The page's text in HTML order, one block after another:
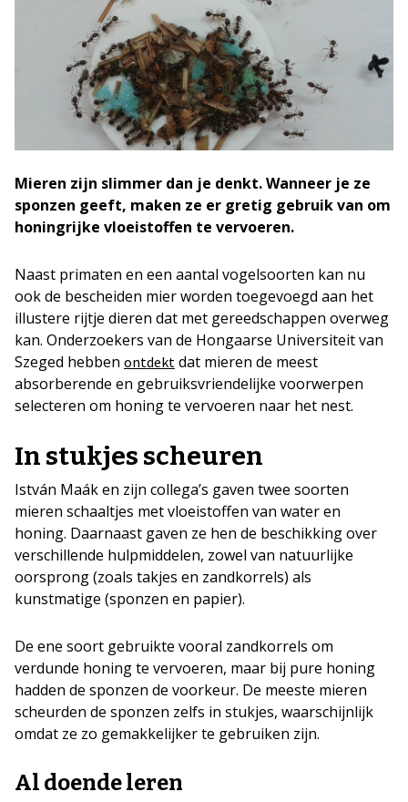
Mieren zijn slimmer dan je denkt. Wanneer je ze
sponzen geeft, maken ze er gretig gebruik van om
honingrijke vloeistoffen te vervoeren.
Naast primaten en een aantal vogelsoorten kan nu
ook de bescheiden mier worden toegevoegd aan het
illustere rijtje dieren dat met gereedschappen overweg
kan. Onderzoekers van de Hongaarse Universiteit van
Szeged hebben ontdekt dat mieren de meest
absorberende en gebruiksvriendelijke voorwerpen
selecteren om honing te vervoeren naar het nest.
In stukjes scheuren
István Maák en zijn collega’s gaven twee soorten
mieren schaaltjes met vloeistoffen van water en
honing. Daarnaast gaven ze hen de beschikking over
verschillende hulpmiddelen, zowel van natuurlijke
oorsprong (zoals takjes en zandkorrels) als
kunstmatige (sponzen en papier).
De ene soort gebruikte vooral zandkorrels om
verdunde honing te vervoeren, maar bij pure honing
hadden de sponzen de voorkeur. De meeste mieren
scheurden de sponzen zelfs in stukjes, waarschijnlijk
omdat ze zo gemakkelijker te gebruiken zijn.
Al doende leren